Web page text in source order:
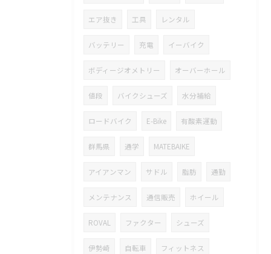
エア抜き 工具 レンタル
バッテリー 充電 イーバイク
ボディージオメトリー オーバーホール
値段 バイクシューズ 水分補給
ロードバイク E-Bike 有酸素運動
群馬県 通学 MATEBAIKE
アイアンマン サドル 脂肪 通勤
メンテナンス 通信販売 ホイール
ROVAL ファクター シューズ
伊勢崎 自転車 フィットネス